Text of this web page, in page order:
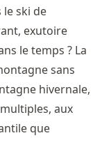
le ski de
exutoire
le temps ? La
sans
hivernale,
aux
que